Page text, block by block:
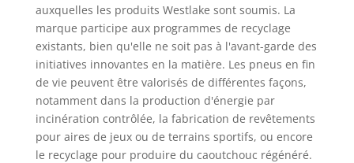
auxquelles les produits Westlake sont soumis. La
marque participe aux programmes de recyclage
existants, bien qu'elle ne soit pas à l'avant-garde des
initiatives innovantes en la matière. Les pneus en fin
de vie peuvent être valorisés de différentes façons,
notamment dans la production d'énergie par
incinération contrôlée, la fabrication de revêtements
pour aires de jeux ou de terrains sportifs, ou encore
le recyclage pour produire du caoutchouc régénéré.